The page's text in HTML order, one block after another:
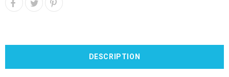
DESCRIPTION